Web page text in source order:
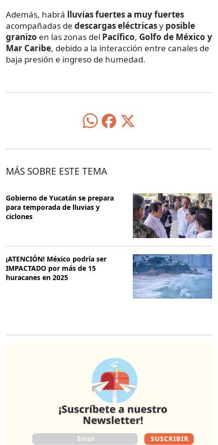
Además, habrá lluvias fuertes a muy fuertes
acompañadas de descargas eléctricasy posible
granizo en las zonas del Pacífico, Golfo de México y
Mar Caribe, debido a la interacción entre canales de
baja presión e ingreso de humedad.
MÁS SOBRE ESTE TEMA
Gobierno de Yucatán se prepara
para temporada de lluvias y
ciclones
¡ATENCIÓN! México podría ser
IMPACTADO por más de 15
huracanes en 2025